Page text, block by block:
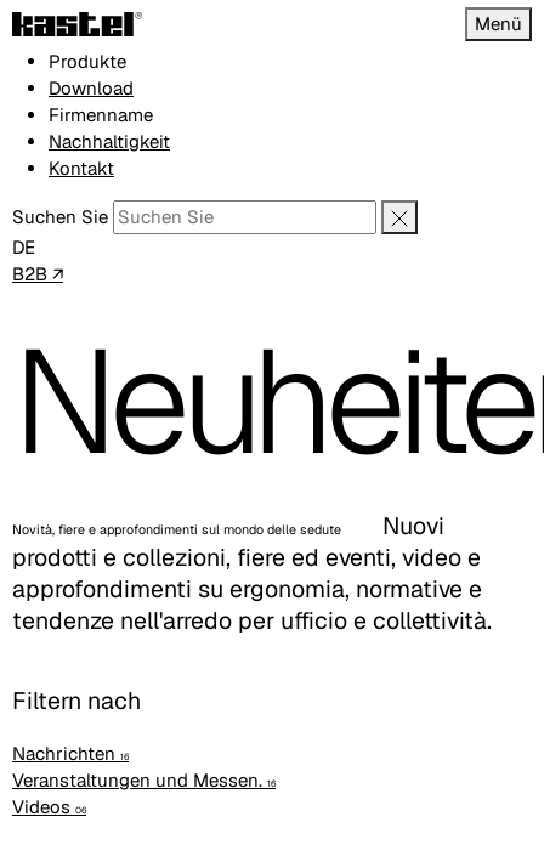
Menü
Produkte
Download
Firmenname
Nachhaltigkeit
Kontakt
Suchen Sie
DE
B2B ↗
Novità, fiere e approfondimenti sul mondo delle sedute
Nuovi
prodotti e collezioni, fiere ed eventi, video e
approfondimenti su ergonomia, normative e
tendenze nell'arredo per ufficio e collettività.
Filtern nach
Nachrichten 16
Veranstaltungen und Messen. 16
Videos 06